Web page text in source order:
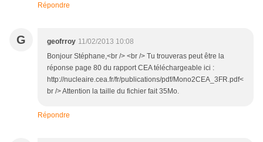
Répondre
G geofrroy 11/02/2013 10:08
Bonjour Stéphane,<br /> <br /> Tu trouveras peut être la
réponse page 80 du rapport CEA téléchargeable ici :
http://nucleaire.cea.fr/fr/publications/pdf/Mono2CEA_3FR.pdf<
br /> Attention la taille du fichier fait 35Mo.
Répondre